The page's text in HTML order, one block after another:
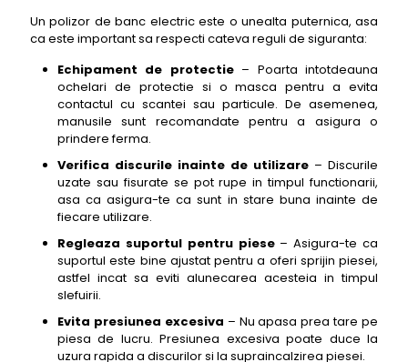
Un polizor de banc electric este o unealta puternica, asa
ca este important sa respecti cateva reguli de siguranta:
Echipament de protectie– Poarta intotdeauna
ochelari de protectie si o masca pentru a evita
contactul cu scantei sau particule. De asemenea,
manusile sunt recomandate pentru a asigura o
prindere ferma.
Verifica discurile inainte de utilizare – Discurile
uzate sau fisurate se pot rupe in timpul functionarii,
asa ca asigura-te ca sunt in stare buna inainte de
fiecare utilizare.
Regleaza suportul pentru piese– Asigura-te ca
suportul este bine ajustat pentru a oferi sprijin piesei,
astfel incat sa eviti alunecarea acesteia in timpul
slefuirii.
Evita presiunea excesiva – Nu apasa prea tare pe
piesa de lucru. Presiunea excesiva poate duce la
uzura rapida a discurilor si la supraincalzirea piesei.